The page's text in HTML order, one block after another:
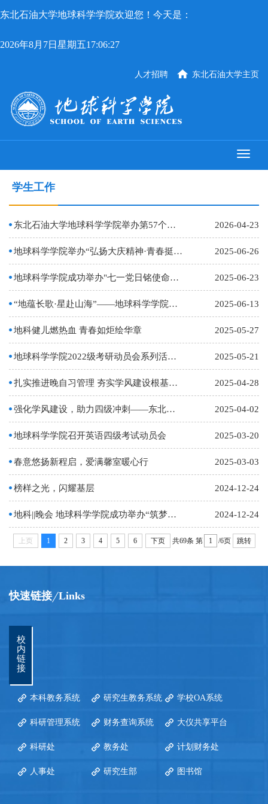
东北石油大学地球科学学院欢迎您！今天是：
2026年8月7日星期五17:06:27
东北石油大学主页
人才招聘
学生工作
东北石油大学地球科学学院举办第57个世界地球日系列公益活动 2026-04-23
地球科学学院举办“弘扬大庆精神·青春挺膺担当” 2025年示范性入团仪式 2025-06-26
地球科学学院成功举办"七一党日铭使命，奋进征途绘新章"庆祝建党104周年主题党日活动 2025-06-23
“地蕴长歌·星赴山海”——地球科学学院成功举办2025届毕业生送别晚会 2025-06-13
地科健儿燃热血 青春如炬绘华章 2025-05-27
地球科学学院2022级考研动员会系列活动（一） 2025-05-21
扎实推进晚自习管理 夯实学风建设根基｜地球科学学院持续开展学风建设专项行动 2025-04-28
强化学风建设，助力四级冲刺——东北石油大学地球科学学院成功召开2024级班主任工作会 2025-04-02
地球科学学院召开英语四级考试动员会 2025-03-20
春意悠扬新程启，爱满馨室暖心行 2025-03-03
榜样之光，闪耀基层 2024-12-24
地科||晚会 地球科学学院成功举办“筑梦新征程，逐光向未来”2024迎新暨“红烛”奖学金颁奖晚… 2024-12-24
上页 1 2 3 4 5 6 下页 共69条 第 /6页 跳转
快速链接 Links
校
内
链
接
本科教务系统 研究生教务系统 学校OA系统
科研管理系统 财务查询系统 大仪共享平台
科研处 教务处 计划财务处
人事处 研究生部 图书馆